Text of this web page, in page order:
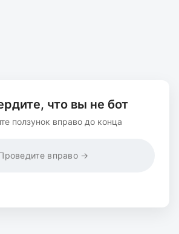
что вы не бот
ползунок вправо до конца
вправо →